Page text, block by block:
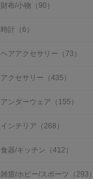
財布/小物（90）
時計（6）
ヘアアクセサリー（73）
アクセサリー（435）
アンダーウェア（155）
インテリア（268）
食器/キッチン（412）
雑貨/ホビー/スポーツ（293）